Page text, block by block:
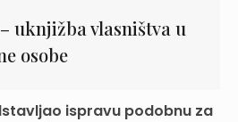
uknjižba vlasništva u
osobe
ispravu podobnu za